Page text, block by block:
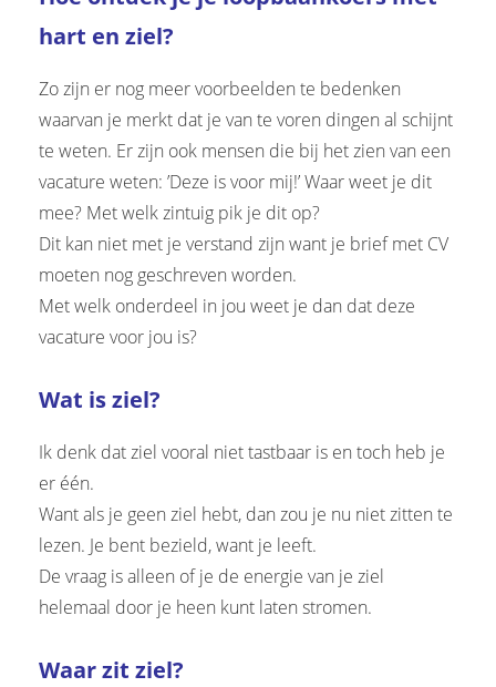
hart en ziel?
Zo zijn er nog meer voorbeelden te bedenken
waarvan je merkt dat je van te voren dingen al schijnt
te weten. Er zijn ook mensen die bij het zien van een
vacature weten: ’Deze is voor mij!’ Waar weet je dit
mee? Met welk zintuig pik je dit op?
Dit kan niet met je verstand zijn want je brief met CV
moeten nog geschreven worden.
Met welk onderdeel in jou weet je dan dat deze
vacature voor jou is?
Wat is ziel?
Ik denk dat ziel vooral niet tastbaar is en toch heb je
er één.
Want als je geen ziel hebt, dan zou je nu niet zitten te
lezen. Je bent bezield, want je leeft.
De vraag is alleen of je de energie van je ziel
helemaal door je heen kunt laten stromen.
Waar zit ziel?